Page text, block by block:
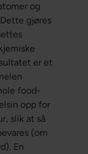
og
gjøres
er et
food-
opp for
slik at så
(om
En